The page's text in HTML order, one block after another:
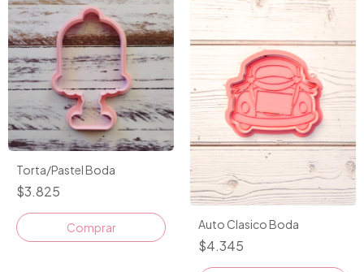
Torta/Pastel Boda
$3.825
Auto Clasico Boda
$4.345